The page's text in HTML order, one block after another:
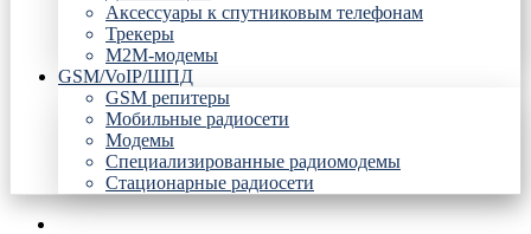
Аксессуары к спутниковым телефонам
Трекеры
М2М-модемы
GSM/VoIP/ШПД
GSM репитеры
Мобильные радиосети
Модемы
Специализированные радиомодемы
Стационарные радиосети